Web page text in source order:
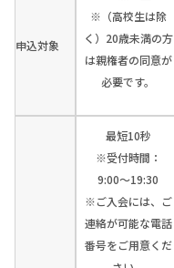
申込対象
※（高校生は除
く）20歳未満の方
は親権者の同意が
必要です。
最短10秒
※受付時間：
9:00〜19:30
※ご入会には、ご
連絡が可能な電話
番号をご用意くだ